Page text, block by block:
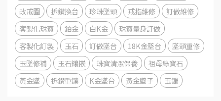
改戒圍
拆鑽換台 珍珠墜頭 戒指維修
訂做維修
客製化珠寶
鉑金 白K金
珠寶量身訂做
客製化訂製
玉石 訂做墜台 18K金墜台
墜頭重修
玉墜修補
玉石鑲嵌 珠寶清潔保養
祖母綠寶石
黃金墜
拆鑽重鑲 K金墜台 黃金墜子 玉鐲